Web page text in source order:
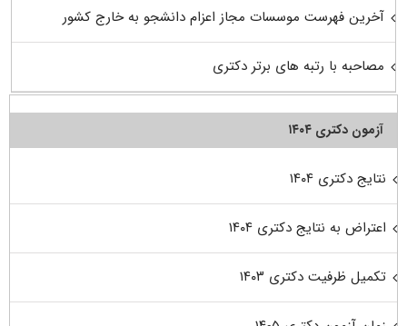
آخرین فهرست موسسات مجاز اعزام دانشجو به خارج کشور
مصاحبه با رتبه های برتر دکتری
آزمون دکتری ۱۴۰۴
نتایج دکتری ۱۴۰۴
اعتراض به نتایج دکتری ۱۴۰۴
تکمیل ظرفیت دکتری ۱۴۰۳